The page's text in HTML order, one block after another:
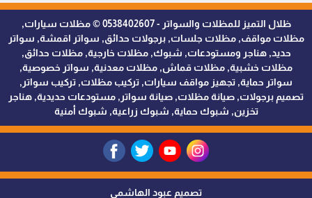
ظلال التميز للمظلات والسواتر - 0538402607 © مظلات سيارات,
مظلات مواقف, مظلات جلسات, برجولات حدائق, سواتر اقمشة, سواتر
حديد, هناجر ومستودعات, شبوك, مظلات خارجية, مظلات حدائق,
مظلات خشبية, مظلات قماش, مظلات معدنية, سواتر خصوصية,
سواتر حماية, تجهيز مواقف سيارات, تركيب مظلات, تركيب سواتر,
تصميم برجولات, صيانة مظلات, صيانة سواتر, مستودعات حديدية, هناجر
تخزين, شبوك حماية, شبوك زراعية, شبوك أمنية
تصميم عبود الهاشمي